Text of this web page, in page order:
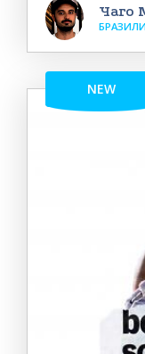
Чаго
NEW